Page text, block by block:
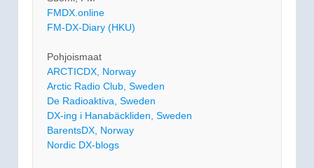
FMDX.online
FM-DX-Diary (HKU)
Pohjoismaat
ARCTICDX, Norway
Arctic Radio Club, Sweden
De Radioaktiva, Sweden
DX-ing i Hanabäckliden, Sweden
BarentsDX, Norway
Nordic DX-blogs